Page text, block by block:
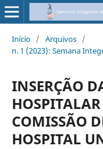
Início / Arquivos /
n. 1 (2023): Semana
INSERÇÃO
COMISSÃO
HOSPITAL